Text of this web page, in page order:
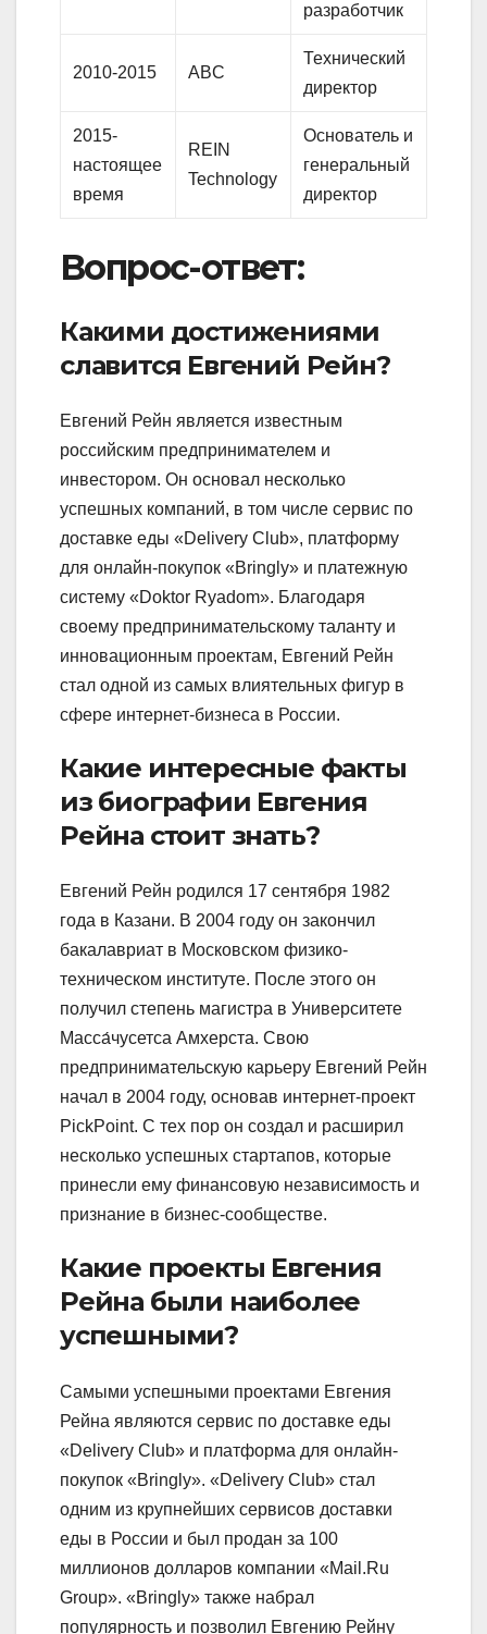
разработчик
2010-2015 ABC
Технический
директор
2015-
настоящее
время
REIN
Technology
Основатель и
генеральный
директор
Вопрос-ответ:
Какими достижениями
славится Евгений Рейн?
Евгений Рейн является известным
российским предпринимателем и
инвестором. Он основал несколько
успешных компаний, в том числе сервис по
доставке еды «Delivery Club», платформу
для онлайн-покупок «Bringly» и платежную
систему «Doktor Ryadom». Благодаря
своему предпринимательскому таланту и
инновационным проектам, Евгений Рейн
стал одной из самых влиятельных фигур в
сфере интернет-бизнеса в России.
Какие интересные факты
из биографии Евгения
Рейна стоит знать?
Евгений Рейн родился 17 сентября 1982
года в Казани. В 2004 году он закончил
бакалавриат в Московском физико-
техническом институте. После этого он
получил степень магистра в Университете
Масса́чусетса Амхерста. Свою
предпринимательскую карьеру Евгений Рейн
начал в 2004 году, основав интернет-проект
PickPoint. С тех пор он создал и расширил
несколько успешных стартапов, которые
принесли ему финансовую независимость и
признание в бизнес-сообществе.
Какие проекты Евгения
Рейна были наиболее
успешными?
Самыми успешными проектами Евгения
Рейна являются сервис по доставке еды
«Delivery Club» и платформа для онлайн-
покупок «Bringly». «Delivery Club» стал
одним из крупнейших сервисов доставки
еды в России и был продан за 100
миллионов долларов компании «Mail.Ru
Group». «Bringly» также набрал
популярность и позволил Евгению Рейну